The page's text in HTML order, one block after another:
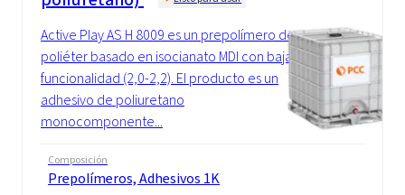
Active Play AS H 8009 es un prepolímero de
poliéter basado en isocianato MDI con baja
funcionalidad (2,0-2,2). El producto es un
adhesivo de poliuretano
monocomponente...
Composición
Prepolímeros, Adhesivos 1K